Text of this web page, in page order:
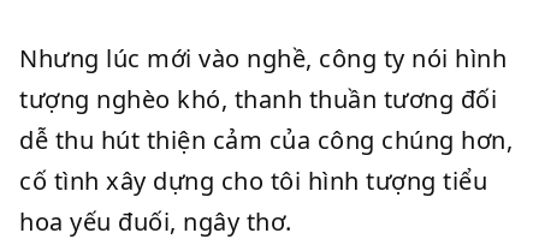
Nhưng lúc mới vào nghề, công ty nói hình
tượng nghèo khó, thanh thuần tương đối
dễ thu hút thiện cảm của công chúng hơn,
cố tình xây dựng cho tôi hình tượng tiểu
hoa yếu đuối, ngây thơ.